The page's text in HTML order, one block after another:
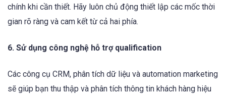
chính khi cần thiết. Hãy luôn chủ động thiết lập các mốc thời
gian rõ ràng và cam kết từ cả hai phía.
6. Sử dụng công nghệ hỗ trợ qualification
Các công cụ CRM, phân tích dữ liệu và automation marketing
sẽ giúp bạn thu thập và phân tích thông tin khách hàng hiệu